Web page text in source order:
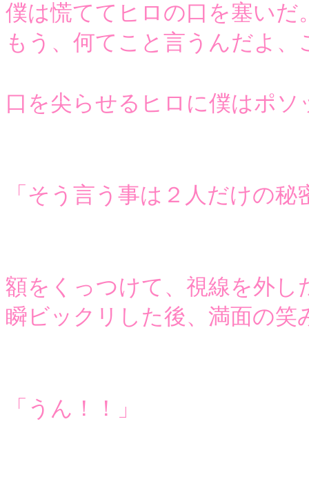
僕は慌ててヒロの口を塞いだ
もう、何てこと言うんだよ、
口を尖らせるヒロに僕はポソ
「そう言う事は２人だけの秘
額をくっつけて、視線を外
瞬ビックリした後、満面の笑
「うん！！」